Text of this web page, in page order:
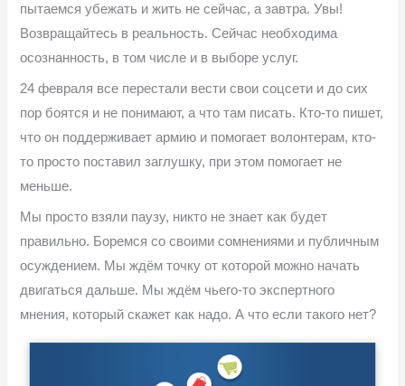
пытаемся убежать и жить не сейчас, а завтра. Увы!
Возвращайтесь в реальность. Сейчас необходима
осознанность, в том числе и в выборе услуг.
24 февраля все перестали вести свои соцсети и до сих
пор боятся и не понимают, а что там писать. Кто-то пишет,
что он поддерживает армию и помогает волонтерам, кто-
то просто поставил заглушку, при этом помогает не
меньше.
Мы просто взяли паузу, никто не знает как будет
правильно. Боремся со своими сомнениями и публичным
осуждением. Мы ждём точку от которой можно начать
двигаться дальше. Мы ждём чьего-то экспертного
мнения, который скажет как надо. А что если такого нет?